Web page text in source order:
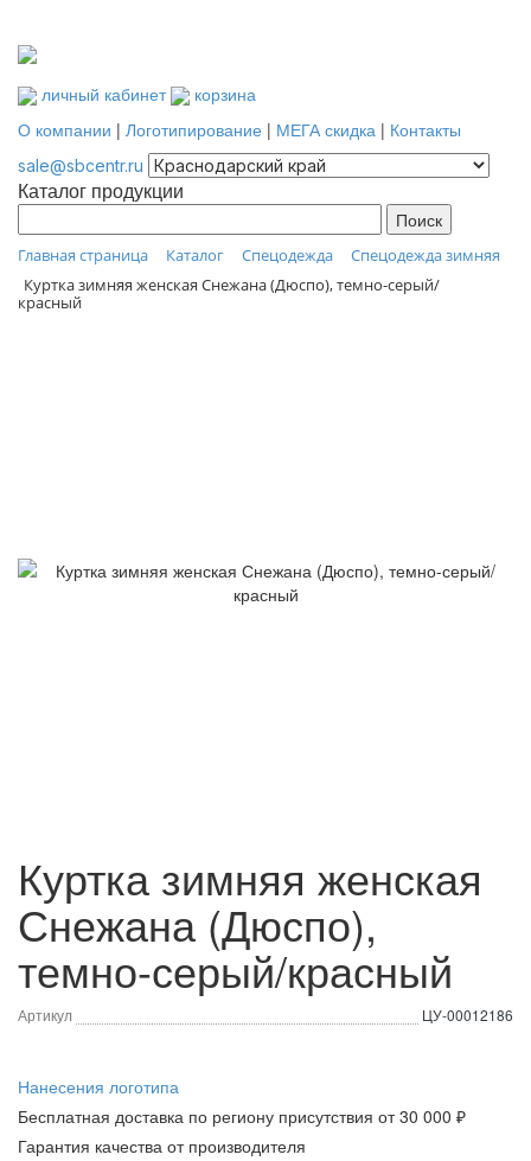
личный кабинет
корзина
О компании | Логотипирование | МЕГА скидка | Контакты
sale@sbcentr.ru
Каталог продукции
Главная страница Каталог Спецодежда
Спецодежда зимняя
Куртка зимняя женская Снежана (Дюспо), темно-серый/
красный
Куртка зимняя женская
Снежана (Дюспо),
темно-серый/красный
Артикул ЦУ-00012186
Нанесения логотипа
Бесплатная доставка по региону присутствия от 30 000 ₽
Гарантия качества от производителя